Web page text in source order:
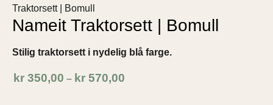
Traktorsett | Bomull
Nameit Traktorsett | Bomull
Stilig traktorsett i nydelig blå farge.
kr 350,00 – kr 570,00